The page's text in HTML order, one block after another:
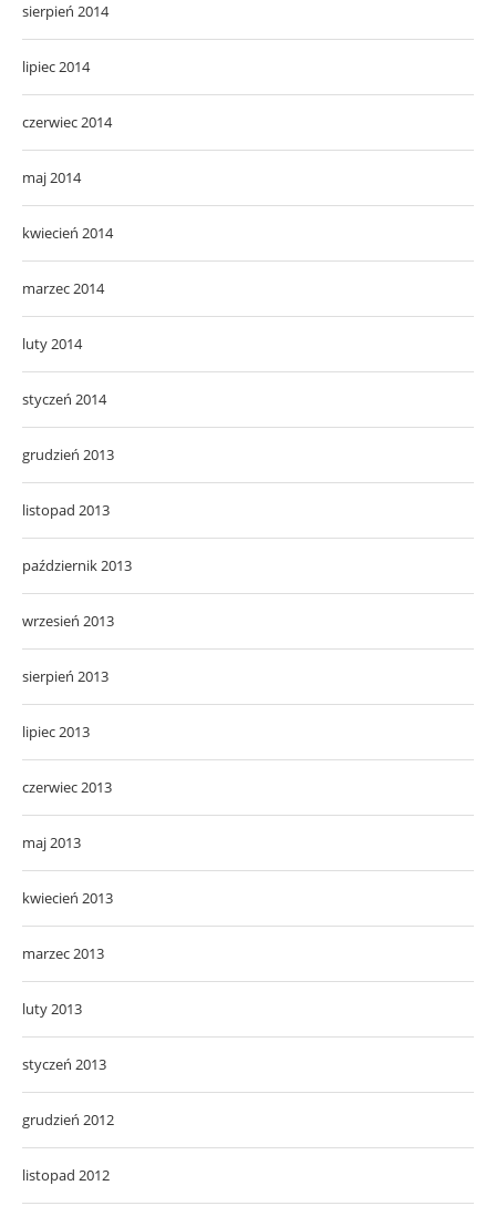
sierpień 2014
lipiec 2014
czerwiec 2014
maj 2014
kwiecień 2014
marzec 2014
luty 2014
styczeń 2014
grudzień 2013
listopad 2013
październik 2013
wrzesień 2013
sierpień 2013
lipiec 2013
czerwiec 2013
maj 2013
kwiecień 2013
marzec 2013
luty 2013
styczeń 2013
grudzień 2012
listopad 2012